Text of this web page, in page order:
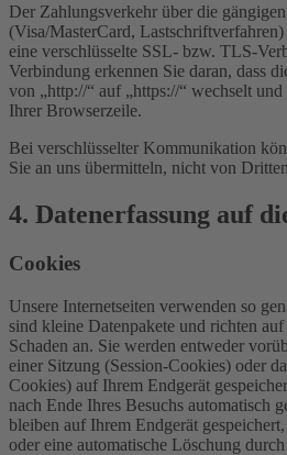
Der Zahlungsverkehr über die
(Visa/MasterCard,
eine verschlüsselte SSL- bzw. TLS-
Verbindung erkennen Sie daran, dass
von „http://“ auf „https://“ wechselt
Ihrer Browserzeile.
Bei verschlüsselter Kommunikation
Sie an uns übermitteln, nicht von
4. Datenerfassung auf
Cookies
Unsere Internetseiten verwenden so
sind kleine Datenpakete und richten
Schaden an. Sie werden entweder
einer Sitzung (Session-Cookies) oder
Cookies) auf Ihrem Endgerät
nach Ende Ihres Besuchs automatisch
bleiben auf Ihrem Endgerät
oder eine automatische Löschung